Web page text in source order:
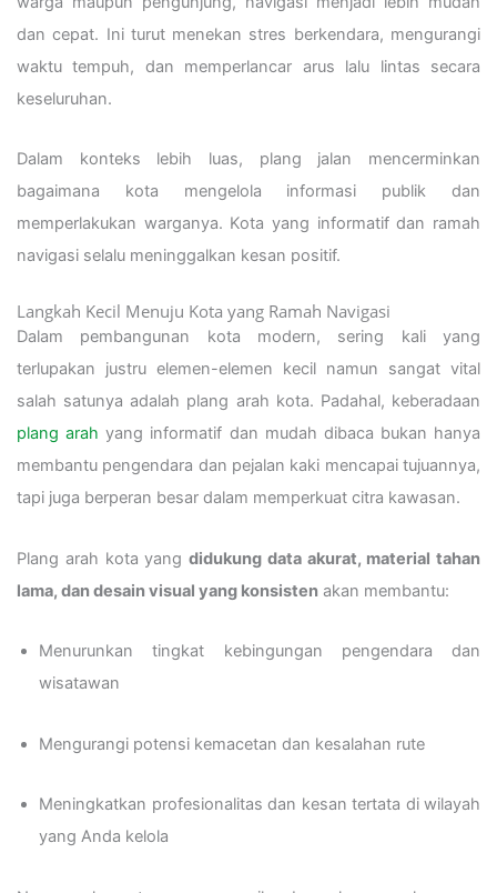
dan cepat. Ini turut menekan stres berkendara, mengurangi
waktu tempuh, dan memperlancar arus lalu lintas secara
keseluruhan.
Dalam konteks lebih luas, plang jalan mencerminkan
bagaimana kota mengelola informasi publik dan
memperlakukan warganya. Kota yang informatif dan ramah
navigasi selalu meninggalkan kesan positif.
Langkah Kecil Menuju Kota yang Ramah Navigasi
Dalam pembangunan kota modern, sering kali yang
terlupakan justru elemen-elemen kecil namun sangat vital
salah satunya adalah plang arah kota. Padahal, keberadaan
plang arah yang informatif dan mudah dibaca bukan hanya
membantu pengendara dan pejalan kaki mencapai tujuannya,
tapi juga berperan besar dalam memperkuat citra kawasan.
Plang arah kota yang didukung data akurat, material tahan
lama, dan desain visual yang konsisten akan membantu:
Menurunkan tingkat kebingungan pengendara dan
wisatawan
Mengurangi potensi kemacetan dan kesalahan rute
Meningkatkan profesionalitas dan kesan tertata di wilayah
yang Anda kelola